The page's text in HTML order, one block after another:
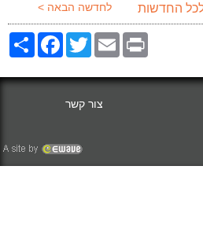
החדשות לחדשה הבאה >
ShareFacebookTwitter Email Print
צור קשר